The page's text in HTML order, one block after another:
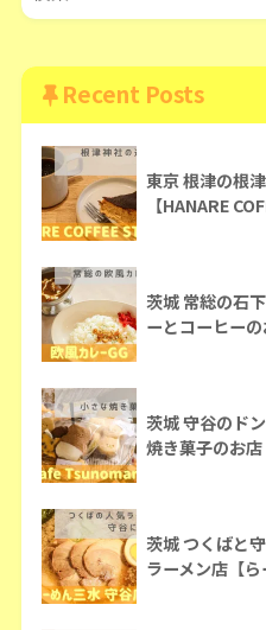
Recent Posts
東京 根津の根
【HANARE
茨城 常総の石
ーとコーヒーの
茨城 守谷のド
焼き菓子のお
茨城 つくばと
ラーメン店【ら